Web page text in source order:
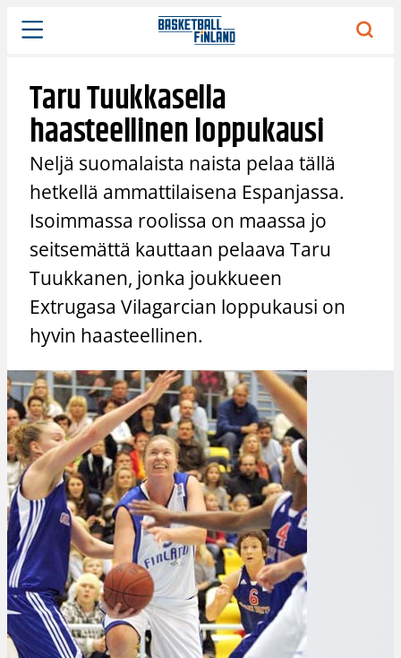
Siirry
sisältöön
Taru Tuukkasella
haasteellinen loppukausi
Neljä suomalaista naista pelaa tällä
hetkellä ammattilaisena Espanjassa.
Isoimmassa roolissa on maassa jo
seitsemättä kauttaan pelaava Taru
Tuukkanen, jonka joukkueen
Extrugasa Vilagarcian loppukausi on
hyvin haasteellinen.